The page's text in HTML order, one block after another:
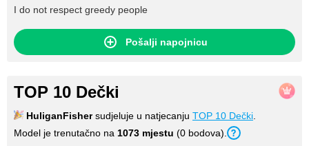
I do not respect greedy people
Pošalji napojnicu
TOP 10 Dečki
HuliganFisher sudjeluje u natjecanju TOP 10 Dečki
Model je trenutačno na 1073 mjestu (0 bodova).